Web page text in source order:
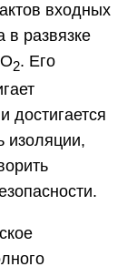
входных
в развязке
2. Его
достигается
изоляции,